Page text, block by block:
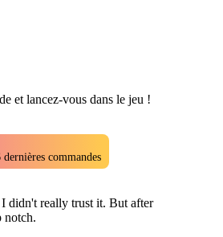
et lancez-vous dans le jeu !
dernières commandes
didn't really trust it. But after
notch.